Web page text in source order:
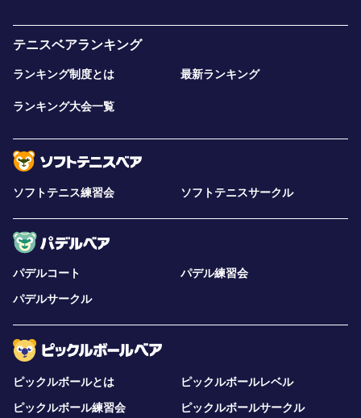
テニスベアランキング
ランキング制度とは 最新ランキング
ランキング大会一覧
ソフトテニス練習会 ソフトテニスサークル
パデルコート
パデル練習会
パデルサークル
ピックルボールとは
ピックルボールレベル
ピックルボール練習会
ピックルボールサークル